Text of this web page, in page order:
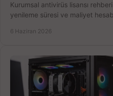
Kurumsal antivirüs lisansı
yenileme süresi ve maliyet
6 Haziran 2026